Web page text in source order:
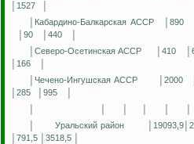
│1527
│Кабардино-Балкарская АССР
│890
│90
│440
│Северо-Осетинская АССР
│410
│166
│Чечено-Ингушская АССР
│2000
│285
│995
Уральский район
│791,5 │3518,5 │